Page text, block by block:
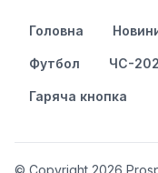
Головна
Футбол ЧС-
Гаряча кнопка
© Copyright 2026